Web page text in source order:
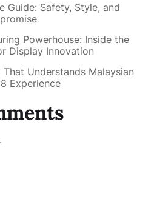
Guide: Safety, Style, and
Powerhouse: Inside the
Display Innovation
Understands Malaysian
Experience